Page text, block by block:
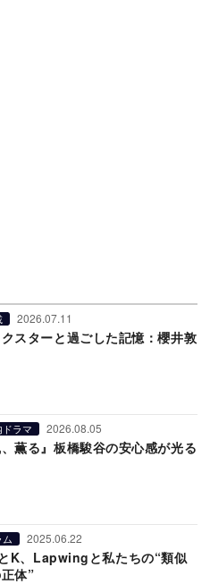
2026.07.11
クスターと過ごした記憶：櫻井敦
ラマ 2026.08.05
、薫る』板橋駿谷の安心感が光る
ム 2025.06.22
K、Lapwingと私たちの“類似
体”